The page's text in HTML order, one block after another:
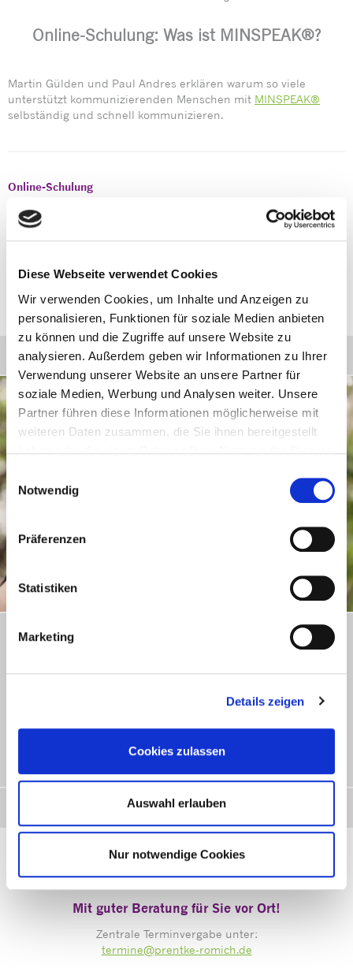
Diese Webseite verwendet Cookies
Wir verwenden Cookies, um Inhalte und Anzeigen zu
personalisieren, Funktionen für soziale Medien anbieten
zu können und die Zugriffe auf unsere Website zu
analysieren. Außerdem geben wir Informationen zu Ihrer
Verwendung unserer Website an unsere Partner für
soziale Medien, Werbung und Analysen weiter. Unsere
Partner führen diese Informationen möglicherweise mit
weiteren Daten zusammen, die Sie ihnen bereitgestellt
Einwilligungsauswahl
Notwendig
Präferenzen
Statistiken
Marketing
Details zeigen
Cookies zulassen
Auswahl erlauben
Nur notwendige Cookies
Online-Schulung: Was ist MINSPEAK®?
Martin Gülden und Paul Andres erklären warum so viele
unterstützt kommunizierenden Menschen mit MINSPEAK®
selbständig und schnell kommunizieren.
Online-Schulung
AUS GESUNDHEITLICHEN GRÜNDEN MUSS DIESE ONLINE
SCHULUNG-VERSCHOBEN WERDEN! Wir geben den
Ersatztermin zeitnah bekannt!
Sprache
10 gute Gründe für die MINSPEAK®
Kodierungsstrategie
Die MINSPEAK® Kodierungsstrategie – die effektive Art,
Minspeak wurde vor über 30 Jahren von Bruce Baker
damals! - intensiv für die Erweiterung der
Kommunikationsmöglichkeiten behinderter Menschen
Mit guter Beratung für Sie vor Ort!
Zentrale Terminvergabe unter:
termine@prentke-romich.de